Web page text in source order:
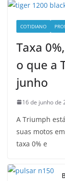
COTIDIANO
Taxa
o que a
junho
16 de junho de
A Triumph
suas motos
taxa 0% e